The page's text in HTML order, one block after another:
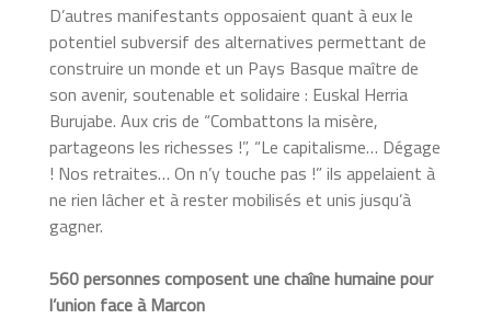
D’autres manifestants opposaient quant à eux le
potentiel subversif des alternatives permettant de
construire un monde et un Pays Basque maître de
son avenir, soutenable et solidaire : Euskal Herria
Burujabe. Aux cris de “Combattons la misère,
partageons les richesses !”, “Le capitalisme… Dégage
! Nos retraites… On n’y touche pas !” ils appelaient à
ne rien lâcher et à rester mobilisés et unis jusqu’à
gagner.
560 personnes composent une chaîne humaine pour
l’union face à Marcon